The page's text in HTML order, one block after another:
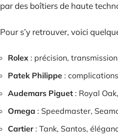
par des boîtiers de haute
Pour s’y retrouver, voici
Rolex : précision,
Patek Philippe :
Audemars Piguet : Royal
Omega : Speedmaster,
Cartier: Tank, Santos,